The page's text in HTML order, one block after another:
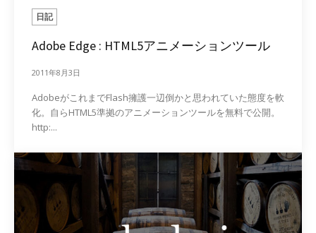
日記
Adobe Edge : HTML5アニメーションツール
2011年8月3日
AdobeがこれまでFlash擁護一辺倒かと思われていた態度を軟
化。自らHTML5準拠のアニメーションツールを無料で公開。
http:...